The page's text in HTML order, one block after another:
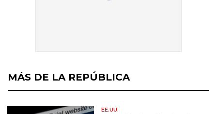
MÁS DE LA REPÚBLICA
EE.UU.